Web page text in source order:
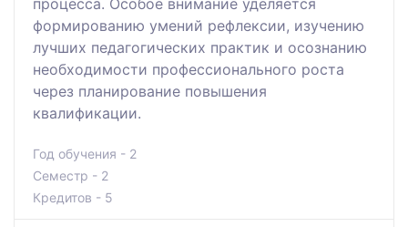
формированию умений рефлексии, изучению
лучших педагогических практик и осознанию
необходимости профессионального роста
через планирование повышения
квалификации.
Год обучения - 2
Семестр - 2
Кредитов - 5